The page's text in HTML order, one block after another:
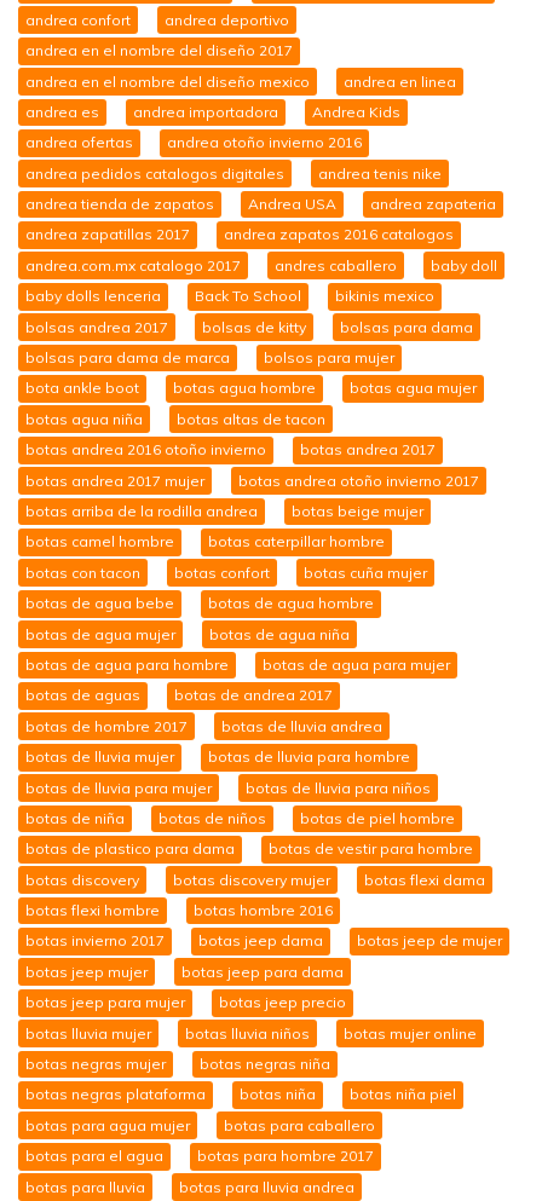
andrea confort
andrea deportivo
andrea en el nombre del diseño 2017
andrea en el nombre del diseño mexico
andrea en linea
andrea es
andrea importadora
Andrea Kids
andrea ofertas
andrea otoño invierno 2016
andrea pedidos catalogos digitales
andrea tenis nike
andrea tienda de zapatos
Andrea USA
andrea zapateria
andrea zapatillas 2017
andrea zapatos 2016 catalogos
andrea.com.mx catalogo 2017
andres caballero
baby doll
baby dolls lenceria
Back To School
bikinis mexico
bolsas andrea 2017
bolsas de kitty
bolsas para dama
bolsas para dama de marca
bolsos para mujer
bota ankle boot
botas agua hombre
botas agua mujer
botas agua niña
botas altas de tacon
botas andrea 2016 otoño invierno
botas andrea 2017
botas andrea 2017 mujer
botas andrea otoño invierno 2017
botas arriba de la rodilla andrea
botas beige mujer
botas camel hombre
botas caterpillar hombre
botas con tacon
botas confort
botas cuña mujer
botas de agua bebe
botas de agua hombre
botas de agua mujer
botas de agua niña
botas de agua para hombre
botas de agua para mujer
botas de aguas
botas de andrea 2017
botas de hombre 2017
botas de lluvia andrea
botas de lluvia mujer
botas de lluvia para hombre
botas de lluvia para mujer
botas de lluvia para niños
botas de niña
botas de niños
botas de piel hombre
botas de plastico para dama
botas de vestir para hombre
botas discovery
botas discovery mujer
botas flexi dama
botas flexi hombre
botas hombre 2016
botas invierno 2017
botas jeep dama
botas jeep de mujer
botas jeep mujer
botas jeep para dama
botas jeep para mujer
botas jeep precio
botas lluvia mujer
botas lluvia niños
botas mujer online
botas negras mujer
botas negras niña
botas negras plataforma
botas niña
botas niña piel
botas para agua mujer
botas para caballero
botas para el agua
botas para hombre 2017
botas para lluvia
botas para lluvia andrea